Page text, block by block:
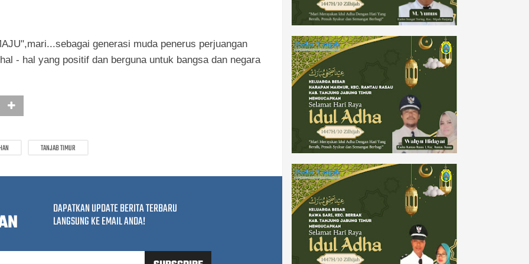
generasi muda penerus perjuangan
- hal yang positif dan berguna untuk bangsa dan negara
TANJAB TIMUR
DAPATKAN UPDATE BERITA TERBARU
LANGSUNG KE EMAIL ANDA!